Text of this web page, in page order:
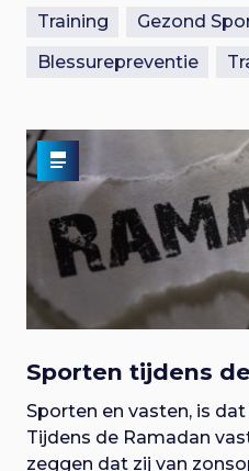
Training
Gezond
Blessurepreventie
Sporten tijdens
Sporten en vasten, is
Tijdens de Ramadan
zeggen dat zij van